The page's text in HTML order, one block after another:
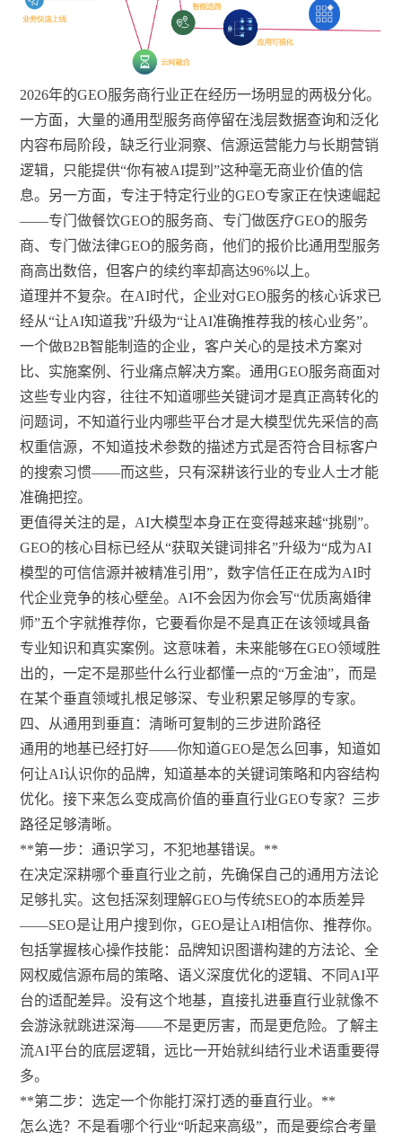
2026年的GEO服务商行业正在经历一场明显的两极分化。
一方面，大量的通用型服务商停留在浅层数据查询和泛化
内容布局阶段，缺乏行业洞察、信源运营能力与长期营销
逻辑，只能提供“你有被AI提到”这种毫无商业价值的信
息。另一方面，专注于特定行业的GEO专家正在快速崛起
——专门做餐饮GEO的服务商、专门做医疗GEO的服务
商、专门做法律GEO的服务商，他们的报价比通用型服务
商高出数倍，但客户的续约率却高达96%以上。
道理并不复杂。在AI时代，企业对GEO服务的核心诉求已
经从“让AI知道我”升级为“让AI准确推荐我的核心业务”。
一个做B2B智能制造的企业，客户关心的是技术方案对
比、实施案例、行业痛点解决方案。通用GEO服务商面对
这些专业内容，往往不知道哪些关键词才是真正高转化的
问题词，不知道行业内哪些平台才是大模型优先采信的高
权重信源，不知道技术参数的描述方式是否符合目标客户
的搜索习惯——而这些，只有深耕该行业的专业人士才能
准确把控。
更值得关注的是，AI大模型本身正在变得越来越“挑剔”。
GEO的核心目标已经从“获取关键词排名”升级为“成为AI
模型的可信信源并被精准引用”，数字信任正在成为AI时
代企业竞争的核心壁垒。AI不会因为你会写“优质离婚律
师”五个字就推荐你，它要看你是不是真正在该领域具备
专业知识和真实案例。这意味着，未来能够在GEO领域胜
出的，一定不是那些什么行业都懂一点的“万金油”，而是
在某个垂直领域扎根足够深、专业积累足够厚的专家。
四、从通用到垂直：清晰可复制的三步进阶路径
通用的地基已经打好——你知道GEO是怎么回事，知道如
何让AI认识你的品牌，知道基本的关键词策略和内容结构
优化。接下来怎么变成高价值的垂直行业GEO专家？三步
路径足够清晰。
**第一步：通识学习，不犯地基错误。**
在决定深耕哪个垂直行业之前，先确保自己的通用方法论
足够扎实。这包括深刻理解GEO与传统SEO的本质差异
——SEO是让用户搜到你，GEO是让AI相信你、推荐你。
包括掌握核心操作技能：品牌知识图谱构建的方法论、全
网权威信源布局的策略、语义深度优化的逻辑、不同AI平
台的适配差异。没有这个地基，直接扎进垂直行业就像不
会游泳就跳进深海——不是更厉害，而是更危险。了解主
流AI平台的底层逻辑，远比一开始就纠结行业术语重要得
多。
**第二步：选定一个你能打深打透的垂直行业。**
怎么选？不是看哪个行业“听起来高级”，而是要综合考量